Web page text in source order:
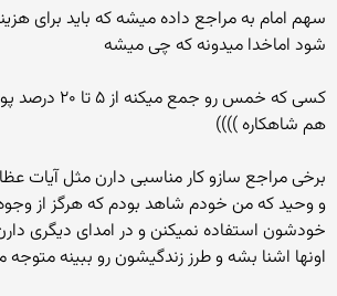
سهم امام به مراجع داده میشه که باید برای
شود اماخدا میدونه که چی میشه
کسی که خمس رو
هم شاهکاره ))))
برخی مراجع سازو کار مناسبی دارن مثل آیات
و وحید که من خودم شاهد بودم که هرگز از
خودشون استفاده نمیکنن و در امدای دیگری
اونها اشنا بشه و طرز زندگیشون رو ببینه